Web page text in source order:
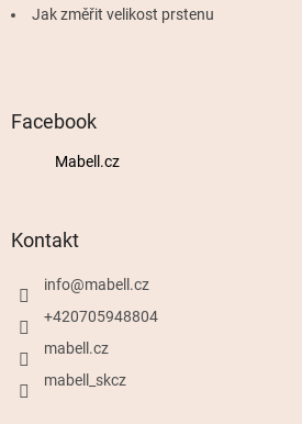
Jak změřit velikost prstenu
Facebook
Mabell.cz
Kontakt
info@mabell.cz
+420705948804
mabell.cz
mabell_skcz